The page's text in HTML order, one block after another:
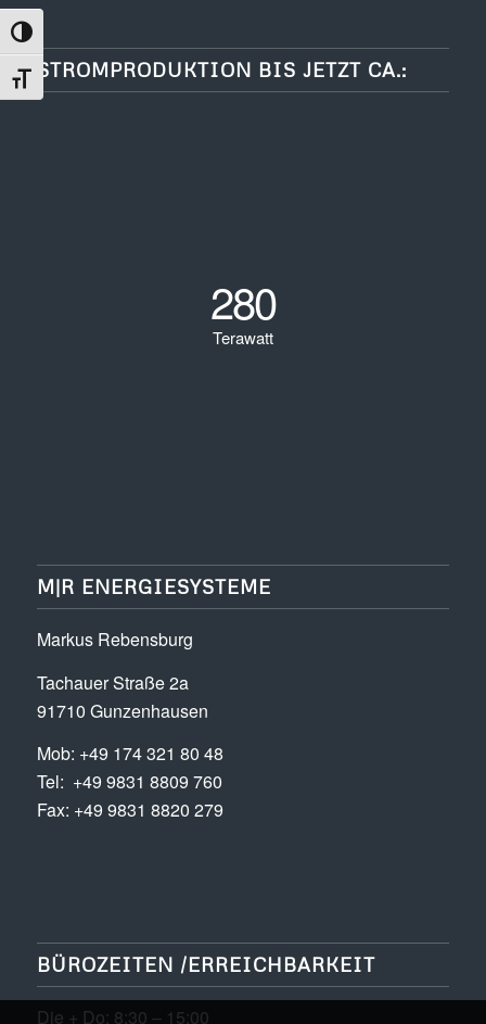
Umschalten auf hohe Kontraste
Schrift vergrößern
STROMPRODUKTION BIS JETZT CA.:
280
Terawatt
M|R ENERGIESYSTEME
Markus Rebensburg
Tachauer Straße 2a
91710 Gunzenhausen
Mob: +49 174 321 80 48
Tel: +49 9831 8809 760
Fax: +49 9831 8820 279
BÜROZEITEN /ERREICHBARKEIT
Die + Do: 8:30 – 15:00